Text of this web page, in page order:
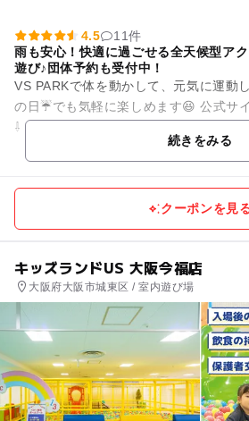
4.5
11件
雨も安心！快適に過ごせる全天候型ア
遊び♪団体予約も受付中！
VS PARKで体を動かして、元気に運動
の日☔でも気軽に楽しめます😆 公式サイトで団体予約も受付中
⇩ https://bandainamco-am.co.jp/...
続きをみる
クーポンを見
キッズランドUS 大阪今福店
大阪府大阪市城東区 / 室内遊び場